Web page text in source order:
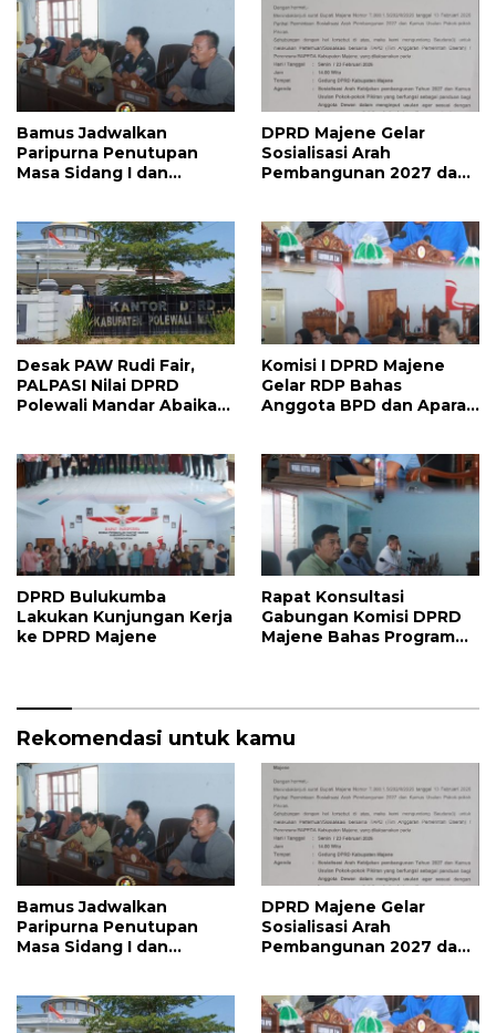
Bamus Jadwalkan
Paripurna Penutupan
Masa Sidang I dan
Siapkan Agenda
Strategis
DPRD Majene Gelar
Sosialisasi Arah
Pembangunan 2027 dan
Desak PAW Rudi Fair,
PALPASI Nilai DPRD
Polewali Mandar Abaikan
Komisi I DPRD Majene
Gelar RDP Bahas
Anggota BPD dan Aparat
DPRD Bulukumba
Lakukan Kunjungan Kerja
ke DPRD Majene
Rapat Konsultasi
Gabungan Komisi DPRD
Majene Bahas Program
Rekomendasi untuk kamu
Bamus Jadwalkan
Paripurna Penutupan
Masa Sidang I dan
Siapkan Agenda
Strategis
DPRD Majene Gelar
Sosialisasi Arah
Pembangunan 2027 dan